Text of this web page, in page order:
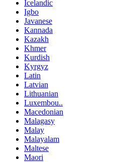
Icelandic
Igbo
Javanese
Kannada
Kazakh
Khmer
Kurdish
Kyrgyz
Latin
Latvian
Lithuanian
Luxembou..
Macedonian
Malagasy
Malay
Malayalam
Maltese
Maori